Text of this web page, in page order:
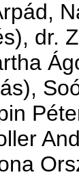
dr.